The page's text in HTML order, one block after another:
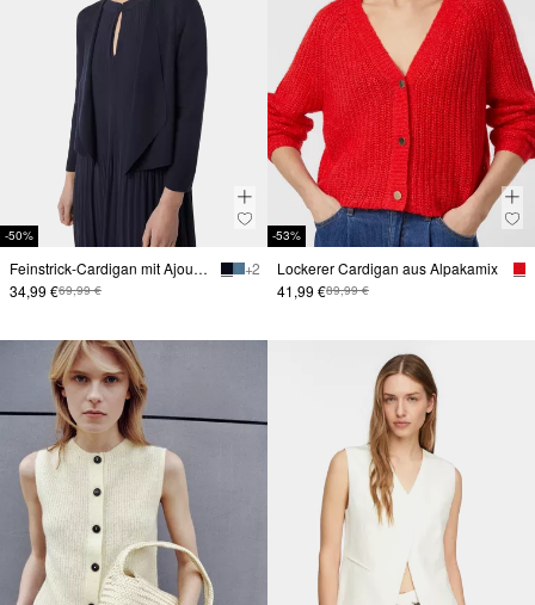
-50%
Feinstrick-Cardigan mit Ajour-Detail
+ 2
34,99 €69,99 €
-53%
Lockerer Cardigan aus Alpakamix
41,99 €89,99 €